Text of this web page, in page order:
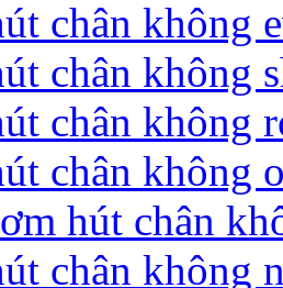
chân không
chân không
chân không
chân không
hút chân
chân không